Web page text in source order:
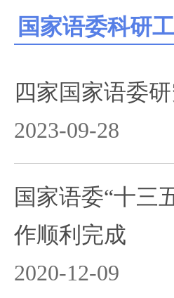
国家语委科研
四家国家语委
2023-09-28
国家语委“十三
作顺利完成
2020-12-09